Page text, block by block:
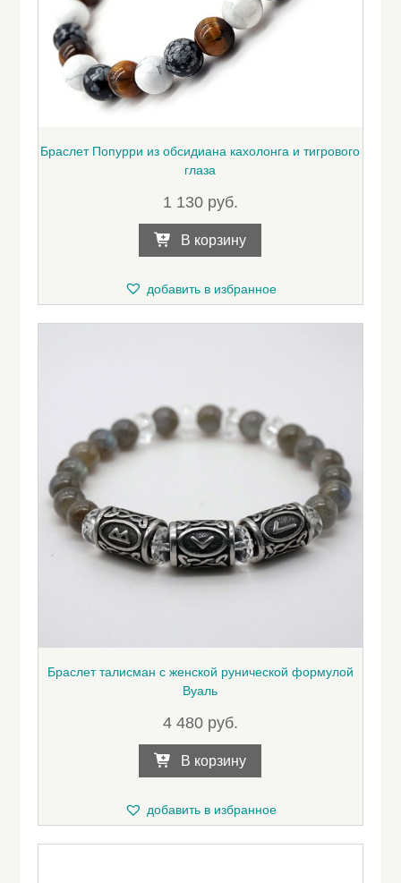
Браслет Попурри из обсидиана кахолонга и тигрового
глаза
1 130 руб.
В корзину
добавить в избранное
Браслет талисман с женской рунической формулой
Вуаль
4 480 руб.
В корзину
добавить в избранное